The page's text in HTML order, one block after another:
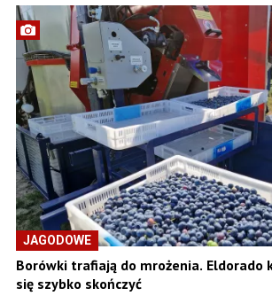
JAGODOWE
Borówki trafiają do mrożenia. Eldorado
się szybko skończyć